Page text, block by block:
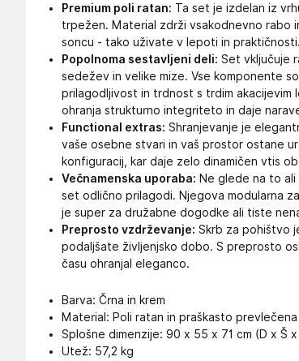
Premium poli ratan: Ta set je izdelan iz
trpežen. Material zdrži vsakodnevno rabo
soncu - tako uživate v lepoti in praktičnosti.
Popolnoma sestavljeni deli: Set vključuje
sedežev in velike mize. Vse komponente
prilagodljivost in trdnost s trdim akacijevim
ohranja strukturno integriteto in daje
Functional extras: Shranjevanje je
vaše osebne stvari in vaš prostor ostane
konfiguracij, kar daje zelo dinamičen vtis
Večnamenska uporaba: Ne glede na to
set odlično prilagodi. Njegova modularna
je super za družabne dogodke ali tiste
Preprosto vzdrževanje: Skrb za pohištvo
podaljšate življenjsko dobo. S preprosto
času ohranjal eleganco.
Barva: Črna in krem
Material: Poli ratan in praškasto prevlečena
Splošne dimenzije: 90 x 55 x 71 cm (D x Š x
Utež: 57,2 kg